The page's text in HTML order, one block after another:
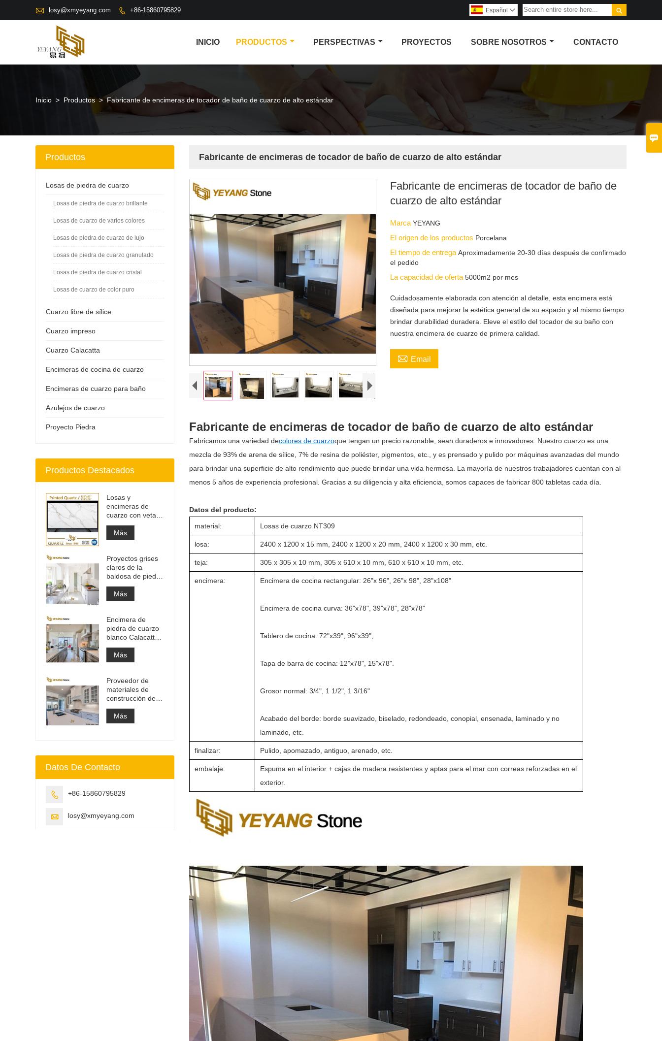

 losy@xmyeyang.com  +86-15860795829 
Español 
INICIO PRODUCTOS PERSPECTIVAS PROYECTOS SOBRE NOSOTROS CONTACTO
Inicio > Productos > Fabricante de encimeras de tocador de baño de cuarzo de alto estándar
Fabricante de encimeras de tocador de baño de cuarzo de alto estándar
Fabricante de encimeras de tocador de baño de
cuarzo de alto estándar
MarcaYEYANG
El origen de los productos Porcelana
El tiempo de entregaAproximadamente 20-30 días después de confirmado
el pedido
La capacidad de oferta5000m2 por mes
Cuidadosamente elaborada con atención al detalle, esta encimera está
diseñada para mejorar la estética general de su espacio y al mismo tiempo
brindar durabilidad duradera. Eleve el estilo del tocador de su baño con
nuestra encimera de cuarzo de primera calidad.
 Email
Fabricante de encimeras de tocador de baño de cuarzo de alto estándar
Fabricamos una variedad decolores de cuarzoque tengan un precio razonable, sean duraderos e innovadores. Nuestro cuarzo es una
mezcla de 93% de arena de sílice, 7% de resina de poliéster, pigmentos, etc., y es prensado y pulido por máquinas avanzadas del mundo
para brindar una superficie de alto rendimiento que puede brindar una vida hermosa. La mayoría de nuestros trabajadores cuentan con al
menos 5 años de experiencia profesional. Gracias a su diligencia y alta eficiencia, somos capaces de fabricar 800 tabletas cada día.
Datos del producto:
material: Losas de cuarzo NT309
losa: 2400 x 1200 x 15 mm, 2400 x 1200 x 20 mm, 2400 x 1200 x 30 mm, etc.
teja: 305 x 305 x 10 mm, 305 x 610 x 10 mm, 610 x 610 x 10 mm, etc.
encimera: Encimera de cocina rectangular: 26"x 96", 26"x 98", 28"x108"
Encimera de cocina curva: 36"x78", 39"x78", 28"x78"
Tablero de cocina: 72"x39", 96"x39";
Tapa de barra de cocina: 12"x78", 15"x78".
Grosor normal: 3/4", 1 1/2", 1 3/16"
Acabado del borde: borde suavizado, biselado, redondeado, conopial, ensenada, laminado y no
laminado, etc.
finalizar: Pulido, apomazado, antiguo, arenado, etc.
embalaje:
Espuma en el interior + cajas de madera resistentes y aptas para el mar con correas reforzadas en el
exterior.
Productos
Losas de piedra de cuarzo
Losas de piedra de cuarzo brillante
Losas de cuarzo de varios colores
Losas de piedra de cuarzo de lujo
Losas de piedra de cuarzo granulado
Losas de piedra de cuarzo cristal
Losas de cuarzo de color puro
Cuarzo libre de sílice
Cuarzo impreso
Cuarzo Calacatta
Encimeras de cocina de cuarzo
Encimeras de cuarzo para baño
Azulejos de cuarzo
Proyecto Piedra
Productos Destacados
Losas y
encimeras de
cuarzo con veta
gris impresa |
Cuarzo impreso
de cuerpo entero
Más
Proyectos grises
claros de la
baldosa de piedra
del material de
construcción de
alta calidad
Más
Encimera de
piedra de cuarzo
blanco Calacatta
de ingeniería
artificial, encimera
de tocador y losa
trabajo
Más
Proveedor de
materiales de
construcción de
superficie sólida
de piedra de
cuarzo artificial
Más
Datos De Contacto
 +86-15860795829
 losy@xmyeyang.com